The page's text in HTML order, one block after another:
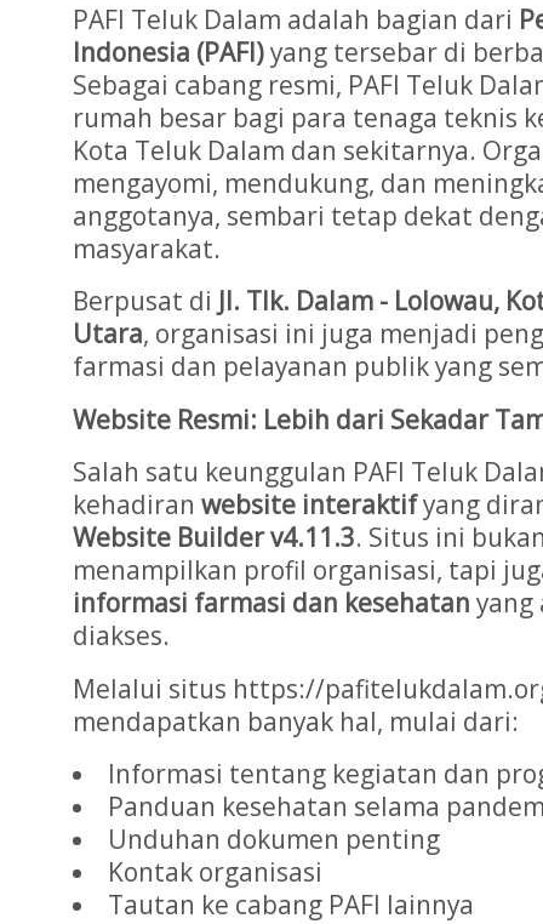
PAFI Teluk Dalam adalah bagian dari
Indonesia (PAFI)yang tersebar di
Sebagai cabang resmi, PAFI Teluk
rumah besar bagi para tenaga teknis
Kota Teluk Dalam dan sekitarnya.
mengayomi, mendukung, dan
anggotanya, sembari tetap dekat
masyarakat.
Berpusat di Jl. Tlk. Dalam - Lolowau,
Utara, organisasi ini juga menjadi
farmasi dan pelayanan publik yang
Website Resmi: Lebih dari Sekadar
Salah satu keunggulan PAFI Teluk
kehadiran website interaktifyang
Website Builder v4.11.3. Situs ini
menampilkan profil organisasi, tapi
informasi farmasi dan kesehatan yang
diakses.
Melalui situs https://
mendapatkan banyak hal, mulai dari:
Informasi tentang kegiatan dan
Panduan kesehatan selama
Unduhan dokumen penting
Kontak organisasi
Tautan ke cabang PAFI lainnya